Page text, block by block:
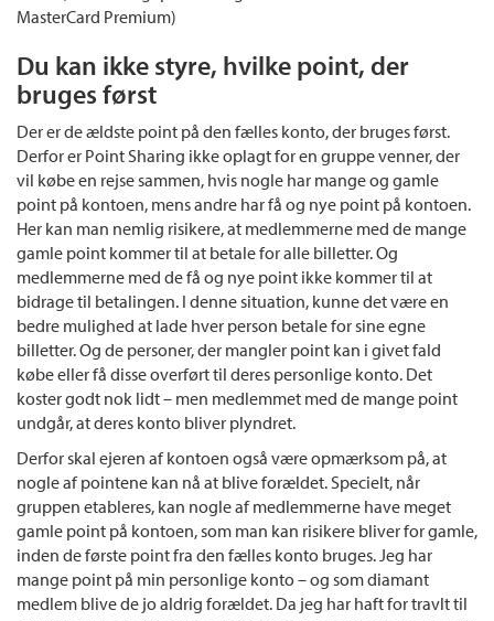
MasterCard Premium)
Du kan ikke styre, hvilke point, der
bruges først
Der er de ældste point på den fælles konto, der bruges først.
Derfor er Point Sharing ikke oplagt for en gruppe venner, der
vil købe en rejse sammen, hvis nogle har mange og gamle
point på kontoen, mens andre har få og nye point på kontoen.
Her kan man nemlig risikere, at medlemmerne med de mange
gamle point kommer til at betale for alle billetter. Og
medlemmerne med de få og nye point ikke kommer til at
bidrage til betalingen. I denne situation, kunne det være en
bedre mulighed at lade hver person betale for sine egne
billetter. Og de personer, der mangler point kan i givet fald
købe eller få disse overført til deres personlige konto. Det
koster godt nok lidt – men medlemmet med de mange point
undgår, at deres konto bliver plyndret.
Derfor skal ejeren af kontoen også være opmærksom på, at
nogle af pointene kan nå at blive forældet. Specielt, når
gruppen etableres, kan nogle af medlemmerne have meget
gamle point på kontoen, som man kan risikere bliver for gamle,
inden de første point fra den fælles konto bruges. Jeg har
mange point på min personlige konto – og som diamant
medlem blive de jo aldrig forældet. Da jeg har haft for travlt til